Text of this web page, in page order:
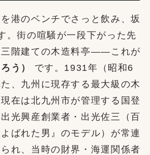
港のベンチでさっと飲み、坂
。街の喧騒が一段下がった先
三階建ての木造料亭——これが
う）
です。1931年（昭和6
、九州に現存する最大級の木
在は北九州市が管理する国登
光興産創業者・出光佐三（百
ばれた男』のモデル）が常連
れ、当時の財界・海運関係者